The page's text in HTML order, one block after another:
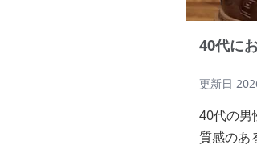
40代に
更新日
40代の男
質感のあ